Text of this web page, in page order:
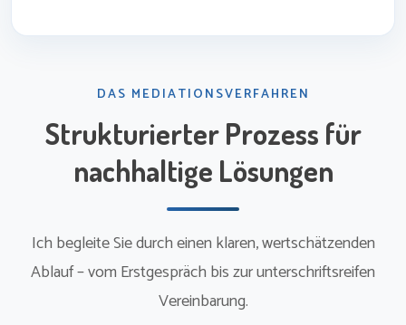
DAS MEDIATIONSVERFAHREN
Strukturierter Prozess für
nachhaltige Lösungen
Ich begleite Sie durch einen klaren, wertschätzenden
Ablauf – vom Erstgespräch bis zur unterschriftsreifen
Vereinbarung.